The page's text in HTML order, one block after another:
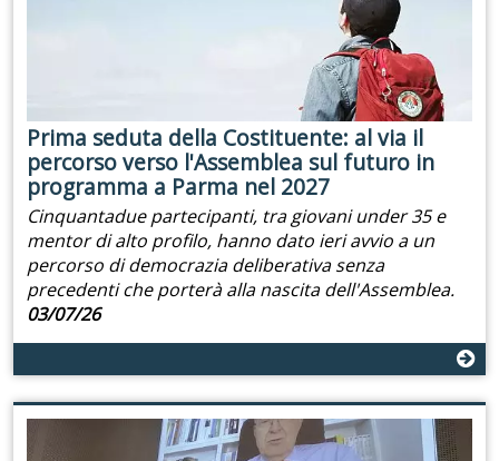
Prima seduta della Costituente: al via il
percorso verso l'Assemblea sul futuro in
programma a Parma nel 2027
Cinquantadue partecipanti, tra giovani under 35 e
mentor di alto profilo, hanno dato ieri avvio a un
percorso di democrazia deliberativa senza
precedenti che porterà alla nascita dell'Assemblea.
03/07/26